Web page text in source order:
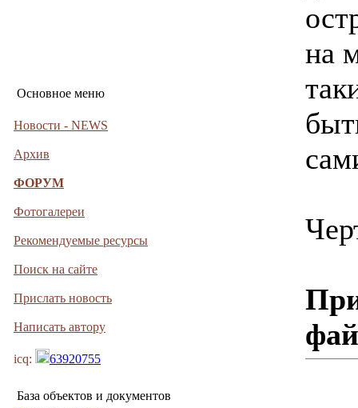
Основное меню
Новости - NEWS
Архив
ФОРУМ
Фотогалереи
Рекомендуемые ресурсы
Поиск на сайте
Прислать новость
Написать автору
icq: 63920755
База объектов и документов
на